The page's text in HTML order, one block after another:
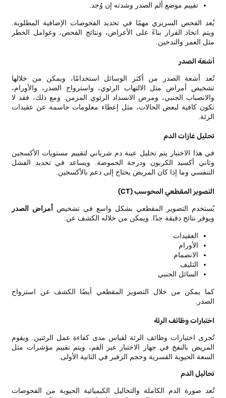
تقييم موضع ألم الصدر وشدته إن وُجد.
يُعد الفحص السريري مهمًا في تحديد الفحوصات الإضافية المطلوبة.
ويتم اتخاذ القرار بناءً على الأعراض، ونتائج الفحص، وعوامل الخطر
مثل العمر والتدخين.
أشعة الصدر
تُعد أشعة الصدر من أكثر الوسائل استخدامًا، ويمكن من خلالها
تشخيص أمراض مثل الالتهاب الرئوي، واسترواح الصدر، والأورام،
والانصباب الجنبي، ومرض الانسداد الرئوي المزمن. ومع ذلك، فقد لا
تكون كافية لبعض الحالات، مثل إعطاء معلومات حاسمة عن عقيدات
الرئة.
تحليل غازات الدم
في هذا الاختبار يتم تحليل عينة دم شرياني لتقييم مستويات الأكسجين
وثاني أكسيد الكربون ودرجة الحموضة. ويساعد في تحديد الفشل
التنفسي وما إذا كان المريض يحتاج إلى دعم بالأكسجين.
التصوير المقطعي المحوسب (CT)
يُستخدم التصوير المقطعي بشكل واسع في تشخيص
أمراض الصدر
ويوفر نتائج دقيقة جدًا. ويمكن من خلاله الكشف عن:
العقيدات
الأورام
الانصمام
التليف
السائل الجنبي
كما يمكن من خلال التصوير المقطعي أيضًا الكشف عن استرواح
الصدر.
اختبارات وظائف الرئة
تُجرى اختبارات وظائف الرئة لقياس مدى كفاءة عمل الرئتين. ويقوم
المريض بالنفخ في جهاز الاختبار عبر الفم، ويتم تقييم مؤشرات مثل
السعة الحيوية القسرية وحجم الزفير في الثانية الأولى.
تحاليل الدم
تُعد صورة الدم الكاملة والتحاليل الكيميائية الحيوية من الفحوصات